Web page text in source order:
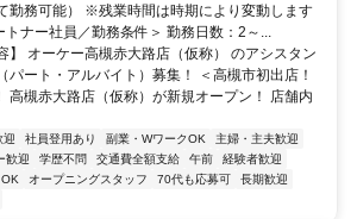
勤務可能） ※残業時間は時期により変動します
トナー社員／勤務条件＞ 勤務日数：2～...
】 オーケー高槻赤大路店（仮称） のアシスタン
パート・アルバイト）募集！ ＜高槻市初出店！
高槻赤大路店（仮称）が新規オープン！ 店舗内
迎 社員登用あり 副業・WワークOK
主婦・主夫歓迎
歓迎 学歴不問 交通費全額支給 午前
経験者歓迎
オープニングスタッフ 70代も応募可
長期歓迎